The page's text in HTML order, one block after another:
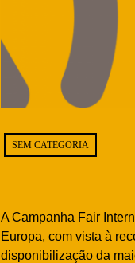
SEM CATEGORIA
A Campanha Fair
Europa, com vista à
disponibilização da